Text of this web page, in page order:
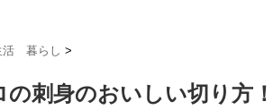
活 暮らし >
の刺身のおいしい切り方！